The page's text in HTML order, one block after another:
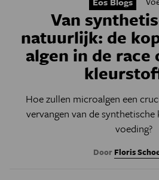
Van
natuurlijk: de
algen in de race
Hoe zullen microalgen een
vervangen van de
voeding?
Door Floris